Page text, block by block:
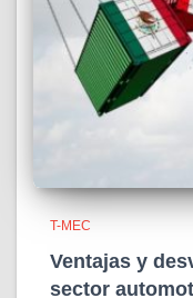
T-MEC
Ventajas y
sector